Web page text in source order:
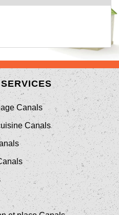
Canals
Canals